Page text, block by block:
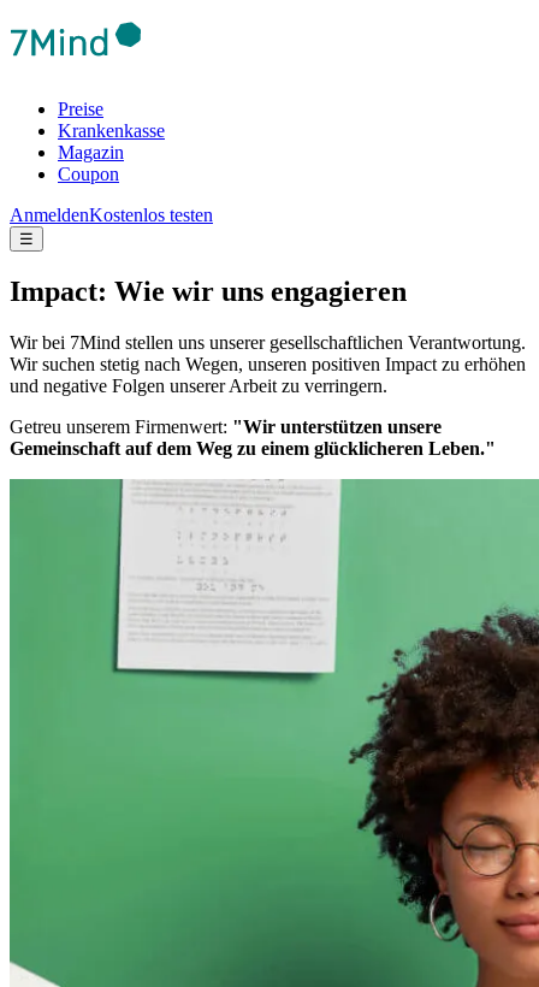
Preise
Krankenkasse
Magazin
Coupon
AnmeldenKostenlos testen
☰
Impact: Wie wir uns engagieren
Wir bei 7Mind stellen uns unserer gesellschaftlichen Verantwortung.
Wir suchen stetig nach Wegen, unseren positiven Impact zu erhöhen
und negative Folgen unserer Arbeit zu verringern.
Getreu unserem Firmenwert: "Wir unterstützen unsere
Gemeinschaft auf dem Weg zu einem glücklicheren Leben."